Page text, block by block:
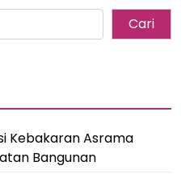
Cari
Kebakaran Asrama
Bangunan